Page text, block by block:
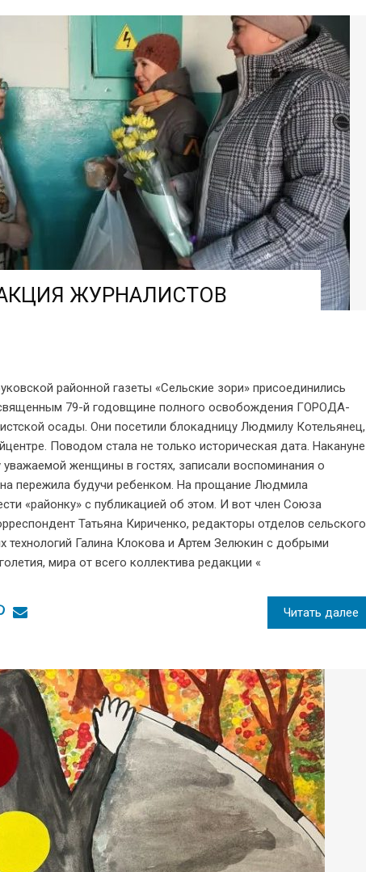
ЖУРНАЛИСТОВ
районной газеты «Сельские зори» присоединились
79-й годовщине полного освобождения ГОРОДА-
осады. Они посетили блокадницу Людмилу Котельянец,
Поводом стала не только историческая дата. Накануне
женщины в гостях, записали воспоминания о
пережила будучи ребенком. На прощание Людмила
«районку» с публикацией об этом. И вот член Союза
Татьяна Кириченко, редакторы отделов сельского
технологий Галина Клокова и Артем Зелюкин с добрыми
мира от всего коллектива редакции «
Читать далее